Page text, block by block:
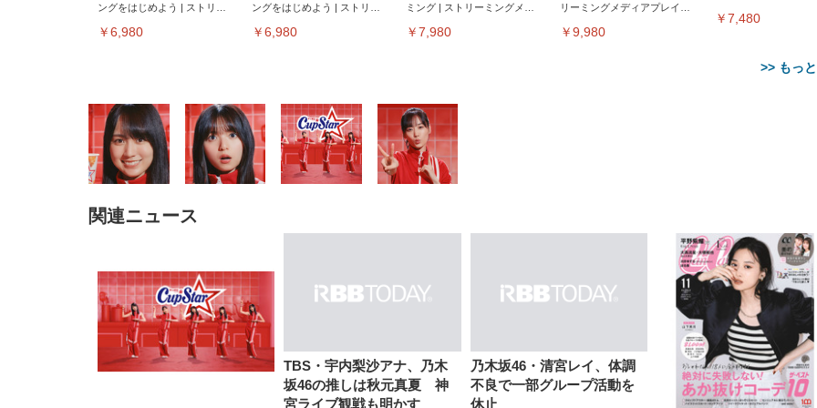
ングをはじめよう | ストリー
￥6,980
ングをはじめよう | ストリー
￥6,980
ミング | ストリーミングメデ
￥7,980
リーミングメディアプレイヤ
￥9,980
￥7,480
>> もっ
上げ式アームレスト コンパク
ト 約105度ロッキング pc 事務
椅子 360度回転 座面昇降 強化
ナイロン樹脂ベース 通気性メ
ッシュ 在宅ワーク H-
WY01(黒網+黒枠+黒足)
￥5,699
ア 人間工学 疲れない ブラッ
ク
￥27,999
度ロッキング機能 人間工学 椅
子 腰サポート 90度跳ね上げ
しゃれ パソコンチェア (ブラ
ック)
￥7,680
Sezlife オフィスチェア デスク
チェア 疲れない テレワーク
チェア 強化バックレスト 30度
ロッキング機能 人間工学 椅子
腰サポート 90度跳ね上げ式ア
ームレスト 3Dヘッドレスト
ハンガー付き 高反発クッショ
ン PCチェア 通気性メッシュ
ゲーミング/勉強/事務用 おし
ゃれ パソコンチェア (ホワイ
ト)
￥7,680
ANDWINT オフィスチ
ア デスクチェア 肘な
ッシュ 通気性 ランバ
ポート付き 腰サポート
ス圧無段階昇降 360度
転 キャスター付き コ
クト 幅52×奥行58.5×高
84～96cm テレワーク
宅勤務 ブラック
￥4,139
UHD・USB Type-C・ホワイ
ト
￥105,595
UHD・USB Type-C・ホワイ
ト
￥109,572 ￥49,979
【整備済み品】Dell
沢 HDMI/DisplayPort/VGA
スピーカー内蔵 高さ調整 ス
￥15,800
【MiniLED/24.5inch/280Hz/
GRAPHT THE SHOOTER
Gaming Monitor 24” Essential
ーミングモニター QD 24.5イ
1ms FHD 量子ドット 残像低減
年保証 | 輝点保証 | 日本メーカ
￥34,980
捨て 無香料 ホワイト 300枚
￥3,373
枚) ホワイト(吸収面:ライトブ
ルー)
￥3,234
￥1,800
Smart Basic(スマートベーシ
ック) 【Amazon.co.jp限定】
Smart Basic アイリスオーヤマ
ペットシーツ 超厚型 お徳用
ワイド 100枚入 (x 1) (ケース
￥3,670
アイリスオーヤマ ペッ
シーツ 超厚型 お徳用
ュラー 200枚入
【Amazon.co.jp限定】
￥3,731
関連ニュース
TBS・宇内梨沙アナ、乃木
坂46の推しは秋元真夏 神
宮ライブ観戦も明かす
乃木坂46・清宮レイ、体調
不良で一部グループ活動を
休止